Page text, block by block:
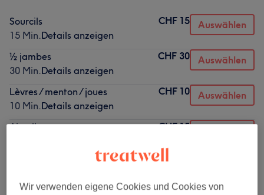
Sourcils
15 Min.Details anzeigen
CHF 15 Auswählen
½ jambes
30 Min.Details anzeigen
CHF 30 Auswählen
Lèvres / menton / joues
10 Min.Details anzeigen
CHF 10 Auswählen
Aisselles
CHF 15
CHF 20
Wir verwenden eigene Cookies und Cookies von